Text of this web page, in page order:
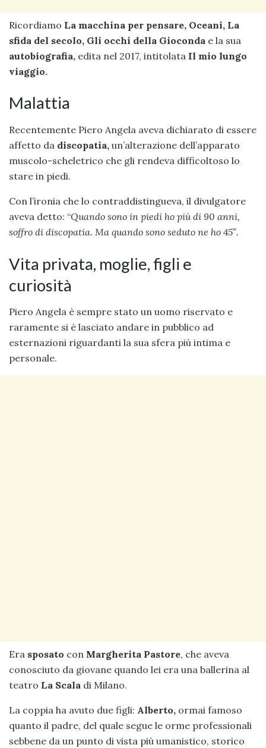
Ricordiamo La macchina per pensare, Oceani, La
sfida del secolo, Gli occhi della Gioconda e la sua
autobiografia, edita nel 2017, intitolata Il mio lungo
viaggio.
Malattia
Recentemente Piero Angela aveva dichiarato di essere
affetto da discopatia, un’alterazione dell’apparato
muscolo-scheletrico che gli rendeva difficoltoso lo
stare in piedi.
Con l’ironia che lo contraddistingueva, il divulgatore
aveva detto: “Quando sono in piedi ho più di 90 anni,
soffro di discopatia. Ma quando sono seduto ne ho 45″.
Vita privata, moglie, figli e
curiosità
Piero Angela è sempre stato un uomo riservato e
raramente si è lasciato andare in pubblico ad
esternazioni riguardanti la sua sfera più intima e
personale.
Era sposato con Margherita Pastore, che aveva
conosciuto da giovane quando lei era una ballerina al
teatro La Scala di Milano.
La coppia ha avuto due figli: Alberto, ormai famoso
quanto il padre, del quale segue le orme professionali
sebbene da un punto di vista più umanistico, storico